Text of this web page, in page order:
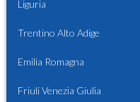
Liguria
Trentino Alto Adige
Emilia Romagna
Friuli Venezia Giulia